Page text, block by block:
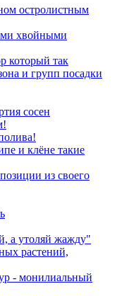
остролистным
хвойными
который так
и групп посадки
сосен
и клёне такие
из своего
а утоляй жажду"
растений,
- монилиальный